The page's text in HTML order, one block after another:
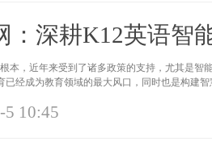
：深耕K12英语智
本，近年来受到了诸多政策的支持，尤其是智
已经成为教育领域的最大风口，同时也是构建
5 10:45